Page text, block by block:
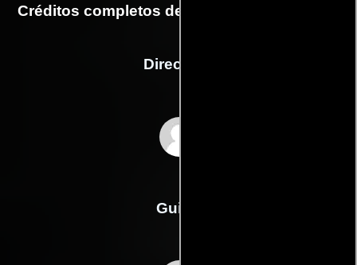
Créditos completos de la película Territories
Dirección
Guión